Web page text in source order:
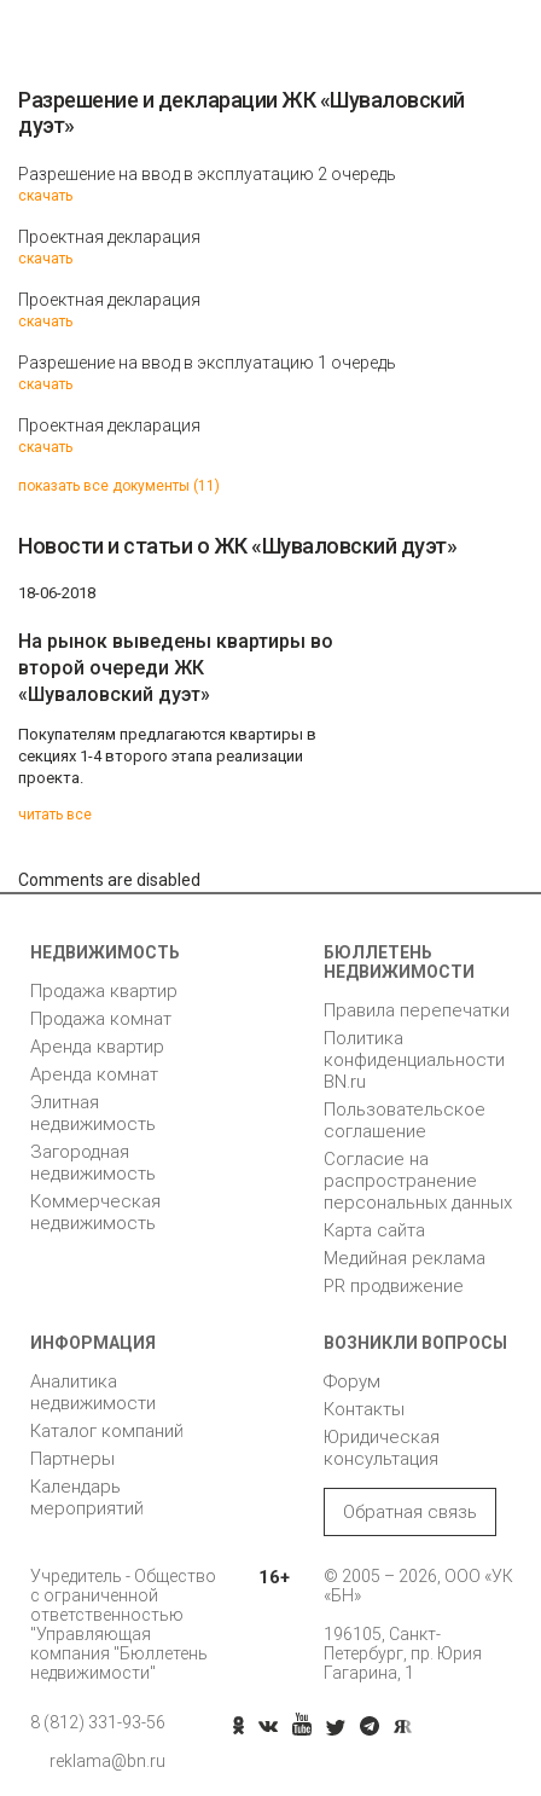
Разрешение и декларации ЖК «Шуваловский
дуэт»
Разрешение на ввод в эксплуатацию 2 очередь
скачать
Проектная декларация
скачать
Проектная декларация
скачать
Разрешение на ввод в эксплуатацию 1 очередь
скачать
Проектная декларация
скачать
показать все документы (11)
Новости и статьи о ЖК «Шуваловский дуэт»
18-06-2018
На рынок выведены квартиры во
второй очереди ЖК
«Шуваловский дуэт»
Покупателям предлагаются квартиры в
секциях 1-4 второго этапа реализации
проекта.
читать все
Comments are disabled
НЕДВИЖИМОСТЬ
Продажа квартир
Продажа комнат
Аренда квартир
Аренда комнат
Элитная
недвижимость
Загородная
недвижимость
Коммерческая
недвижимость
БЮЛЛЕТЕНЬ
НЕДВИЖИМОСТИ
Правила перепечатки
Политика
конфиденциальности
BN.ru
Пользовательское
соглашение
Согласие на
распространение
персональных данных
Карта сайта
Медийная реклама
PR продвижение
ИНФОРМАЦИЯ
Аналитика
недвижимости
Каталог компаний
Партнеры
Календарь
мероприятий
ВОЗНИКЛИ ВОПРОСЫ
Форум
Контакты
Юридическая
консультация
Обратная связь
Учредитель - Общество
с ограниченной
ответственностью
"Управляющая
компания "Бюллетень
недвижимости"
16+
© 2005 – 2026, ООО «УК
«БН»
196105, Санкт-
Петербург, пр. Юрия
Гагарина, 1
8 (812) 331-93-56
reklama@bn.ru